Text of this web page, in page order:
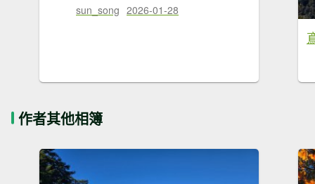
sun_song 2026-01-28
作者其他相簿